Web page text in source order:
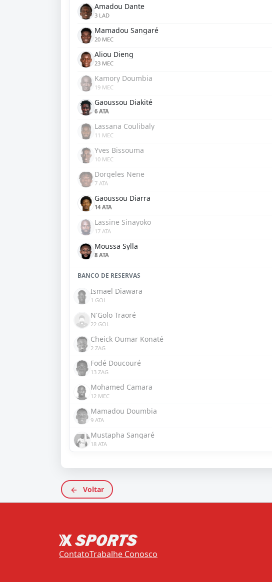
Amadou Dante
3 LAD
Mamadou Sangaré
20 MEC
Aliou Dieng
23 MEC
Kamory Doumbia
19 MEC
Gaoussou Diakité
6 ATA
Lassana Coulibaly
11 MEC
Yves Bissouma
10 MEC
Dorgeles Nene
7 ATA
Gaoussou Diarra
14 ATA
Lassine Sinayoko
17 ATA
Moussa Sylla
8 ATA
BANCO DE RESERVAS
Ismael Diawara
1 GOL
N'Golo Traoré
22 GOL
Cheick Oumar Konaté
2 ZAG
Fodé Doucouré
13 ZAG
Mohamed Camara
12 MEC
Mamadou Doumbia
9 ATA
Mustapha Sangaré
18 ATA
Voltar
ContatoTrabalhe Conosco